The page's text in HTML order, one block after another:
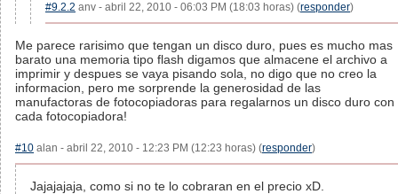
#9.2.2 anv - abril 22, 2010 - 06:03 PM (18:03 horas) (responder)
Me parece rarisimo que tengan un disco duro, pues es mucho mas
barato una memoria tipo flash digamos que almacene el archivo a
imprimir y despues se vaya pisando sola, no digo que no creo la
informacion, pero me sorprende la generosidad de las
manufactoras de fotocopiadoras para regalarnos un disco duro con
cada fotocopiadora!
#10 alan - abril 22, 2010 - 12:23 PM (12:23 horas) (responder)
Jajajajaja, como si no te lo cobraran en el precio xD.